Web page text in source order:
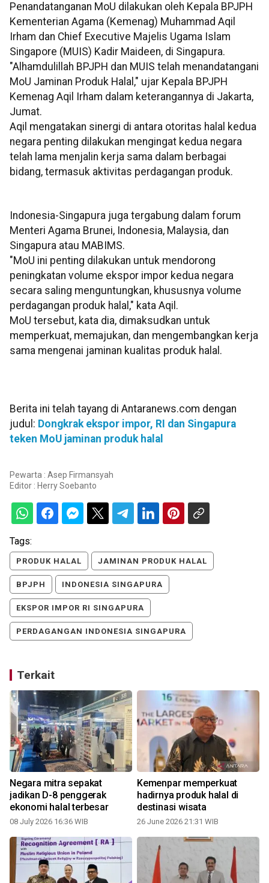
Penandatanganan MoU dilakukan oleh Kepala BPJPH
Kementerian Agama (Kemenag) Muhammad Aqil
Irham dan Chief Executive Majelis Ugama Islam
Singapore (MUIS) Kadir Maideen, di Singapura.
"Alhamdulillah BPJPH dan MUIS telah menandatangani
MoU Jaminan Produk Halal," ujar Kepala BPJPH
Kemenag Aqil Irham dalam keterangannya di Jakarta,
Jumat.
Aqil mengatakan sinergi di antara otoritas halal kedua
negara penting dilakukan mengingat kedua negara
telah lama menjalin kerja sama dalam berbagai
bidang, termasuk aktivitas perdagangan produk.
Indonesia-Singapura juga tergabung dalam forum
Menteri Agama Brunei, Indonesia, Malaysia, dan
Singapura atau MABIMS.
"MoU ini penting dilakukan untuk mendorong
peningkatan volume ekspor impor kedua negara
secara saling menguntungkan, khususnya volume
perdagangan produk halal," kata Aqil.
MoU tersebut, kata dia, dimaksudkan untuk
memperkuat, memajukan, dan mengembangkan kerja
sama mengenai jaminan kualitas produk halal.
Berita ini telah tayang di Antaranews.com dengan
judul: Dongkrak ekspor impor, RI dan Singapura
teken MoU jaminan produk halal
Pewarta : Asep Firmansyah
Editor : Herry Soebanto
Tags:
PRODUK HALAL JAMINAN PRODUK HALAL
BPJPH INDONESIA SINGAPURA
EKSPOR IMPOR RI SINGAPURA
PERDAGANGAN INDONESIA SINGAPURA
Terkait
Negara mitra sepakat
jadikan D-8 penggerak
ekonomi halal terbesar
08 July 2026 16:36 WIB
Kemenpar memperkuat
hadirnya produk halal di
destinasi wisata
26 June 2026 21:31 WIB